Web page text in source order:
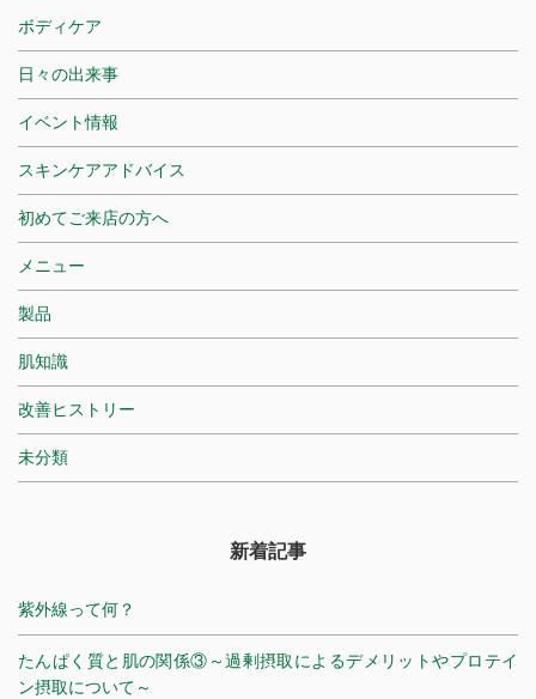
ボディケア
日々の出来事
イベント情報
スキンケアアドバイス
初めてご来店の方へ
メニュー
製品
肌知識
改善ヒストリー
未分類
新着記事
紫外線って何？
たんぱく質と肌の関係③～過剰摂取によるデメリットやプロテイ
ン摂取について～